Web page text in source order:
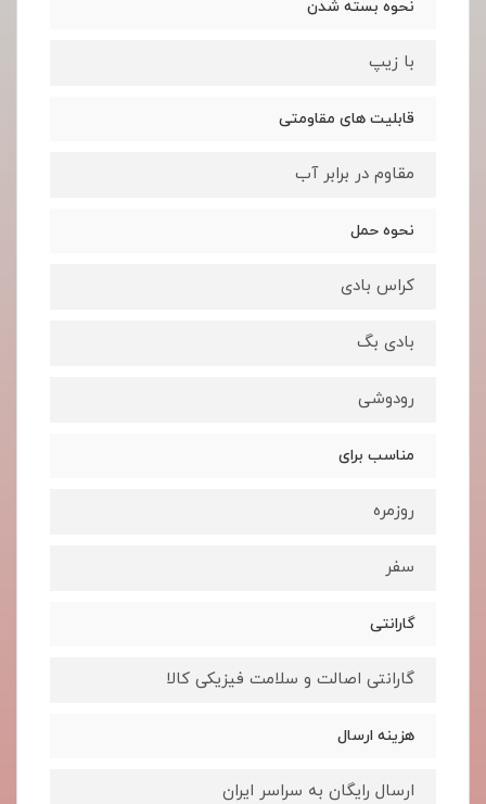
نحوه بسته شدن
با زیپ
قابلیت های مقاومتی
مقاوم در برابر آب
نحوه حمل
کراس بادی
بادی بگ
رودوشی
مناسب برای
روزمره
سفر
گارانتی
گارانتی اصالت و سلامت فیزیکی کالا
هزینه ارسال
ارسال رایگان به سراسر ایران